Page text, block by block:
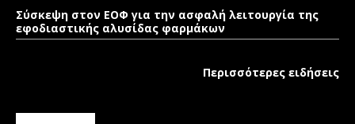
Σύσκεψη στον ΕΟΦ για την ασφαλή λειτουργία της
εφοδιαστικής αλυσίδας φαρμάκων
Περισσότερες ειδήσεις